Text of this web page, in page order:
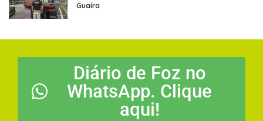
Guaíra
Diário de Foz no
WhatsApp. Clique
aqui!